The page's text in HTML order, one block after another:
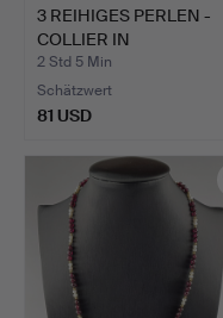
3 REIHIGES PERLEN -
COLLIER IN
VERSCHIEDEN…
2 Std 5 Min
Schätzwert
81 USD